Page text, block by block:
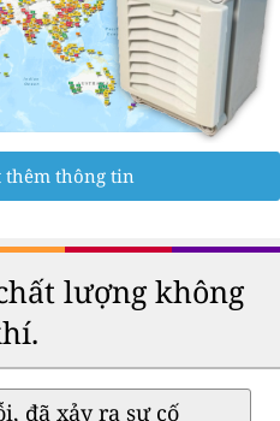
thêm thông tin
lượng không
đã xảy ra sự cố